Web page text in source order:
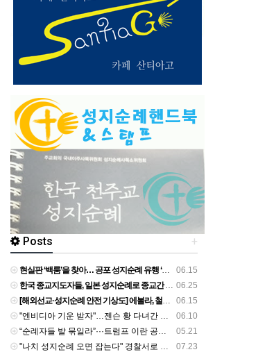
+
Posts
06.15
현실판 ‘백룸’을 찾아… 공포 성지순례 유행 ‘위험한 호기심’ - 경인일보
06.25
한국 종교지도자들, 일본 성지순례로 종교간 화합·평화 기원 - 불교신문
06.15
[해외선교·성지순례 안전 기상도] 에볼라, 철저한 예방·검역 준수를 - 국민일보
06.10
"엔비디아 기운 받자"…젠슨 황 다녀간 홍대 일대 '성지순례' 열풍 - 진일보
05.21
“순례자들 발 묶일라”···트럼프 이란 공격 재개 직전 보류 배경엔 이슬람 성지순례 ‘하지’ - v.daum.net
07.23
"나치 성지순례 오면 잡는다" 경찰서로 재탄생한 히틀러 생가 - v.daum.net